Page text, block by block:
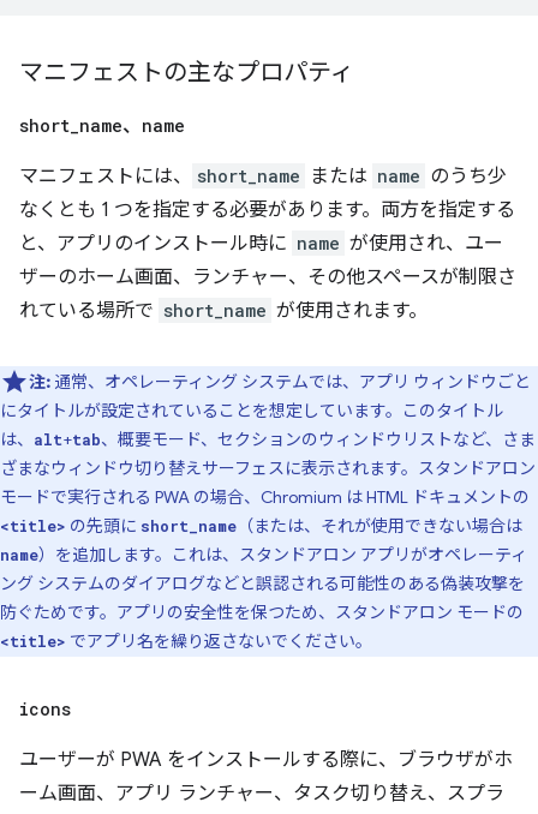
マニフェストの主なプロパティ
short_name、 name
マニフェストには、 short_name または name のうち少
なくとも 1 つを指定する必要があります。両方を指定する
と、アプリのインストール時に name が使用され、ユー
ザーのホーム画面、ランチャー、その他スペースが制限さ
れている場所で short_name が使用されます。
注: 通常、オペレーティング システムでは、アプリ ウィンドウごと
にタイトルが設定されていることを想定しています。このタイトル
は、
alt+tab、概要モード、セクションのウィンドウリストなど、さま
ざまなウィンドウ切り替えサーフェスに表示されます。スタンドアロン
モードで実行される PWA の場合、Chromium は HTML ドキュメントの
<title> の先頭に short_name （または、それが使用できない場合は
name）を追加します。これは、スタンドアロン アプリがオペレーティ
ング システムのダイアログなどと誤認される可能性のある偽装攻撃を
防ぐためです。アプリの安全性を保つため、スタンドアロン モードの
<title> でアプリ名を繰り返さないでください。
icons
ユーザーが PWA をインストールする際に、ブラウザがホ
ーム画面、アプリ ランチャー、タスク切り替え、スプラ